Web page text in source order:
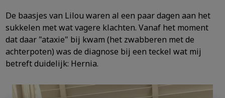
De baasjes van Lilou waren al een paar dagen aan het
sukkelen met wat vagere klachten. Vanaf het moment
dat daar "ataxie" bij kwam (het zwabberen met de
achterpoten) was de diagnose bij een teckel wat mij
betreft duidelijk: Hernia.